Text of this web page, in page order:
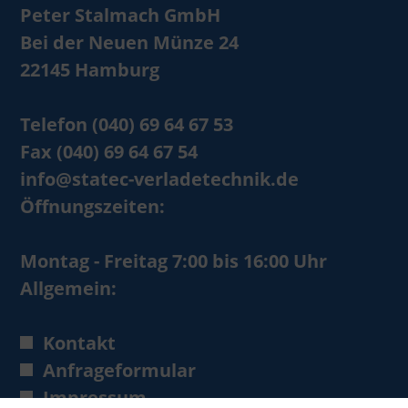
Peter Stalmach GmbH
Bei der Neuen Münze 24
22145 Hamburg
Telefon (040) 69 64 67 53
Fax (040) 69 64 67 54
info@statec-verladetechnik.de
Öffnungszeiten:
Montag - Freitag 7:00 bis 16:00 Uhr
Allgemein:
Kontakt
Anfrageformular
Impressum